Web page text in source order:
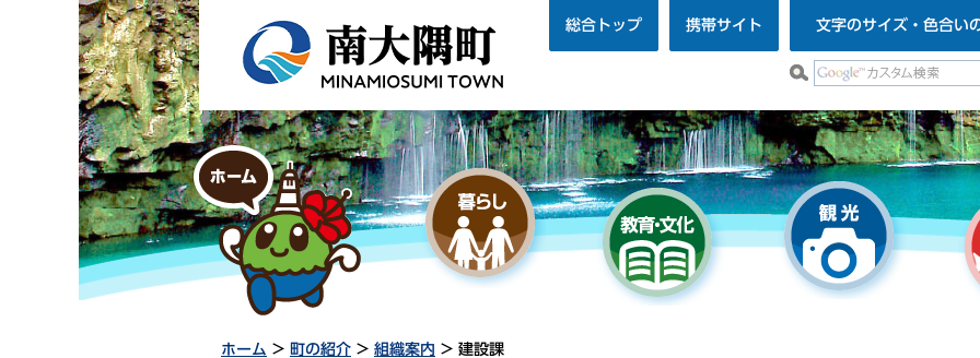
総合トップ 携帯サイト 文字のサイズ・色合い
ホーム > 町の紹介 > 組織案内 > 建設課